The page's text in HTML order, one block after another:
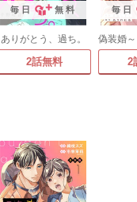
毎日 無料
ありがとう、過ち。
2話無料
毎日
2